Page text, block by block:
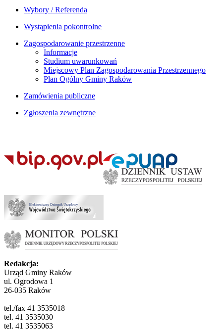
Wybory / Referenda
Wystąpienia pokontrolne
Zagospodarowanie przestrzenne
Informacje
Studium uwarunkowań
Miejscowy Plan Zagospodarowania Przestrzennego
Plan Ogólny Gminy Raków
Zamówienia publiczne
Zgłoszenia zewnętrzne
Redakcja:
Urząd Gminy Raków
ul. Ogrodowa 1
26-035 Raków
tel./fax 41 3535018
tel. 41 3535030
tel. 41 3535063